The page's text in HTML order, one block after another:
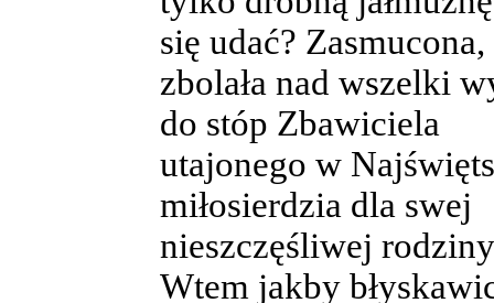
się udać? Zasmucona,
zbolała nad wszelki
do stóp Zbawiciela
utajonego w
miłosierdzia dla swej
nieszczęśliwej
Wtem jakby